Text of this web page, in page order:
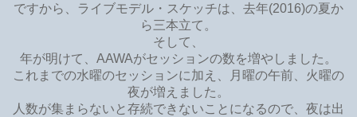
ですから、ライブモデル・スケッチは、去年(2016)の夏か
ら三本立て。
そして、
年が明けて、AAWAがセッションの数を増やしました。
これまでの水曜のセッションに加え、月曜の午前、火曜の
夜が増えました。
人数が集まらないと存続できないことになるので、夜は出